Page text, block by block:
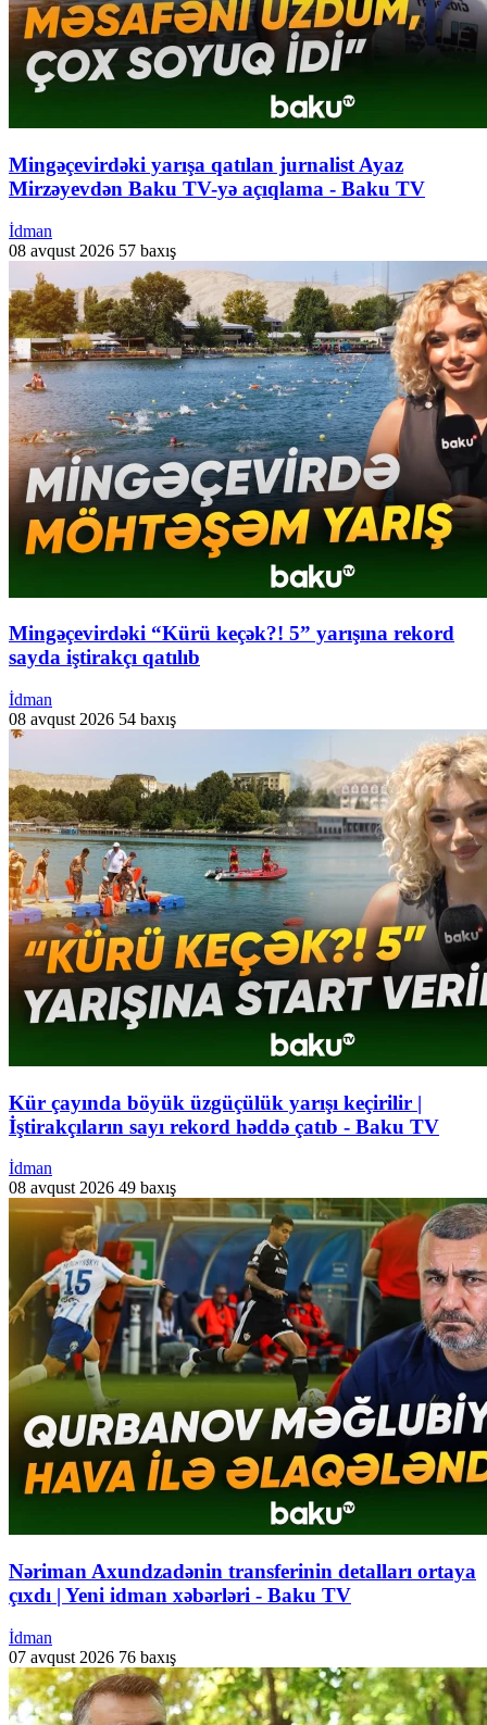
Mingəçevirdəki yarışa qatılan jurnalist Ayaz
Mirzəyevdən Baku TV-yə açıqlama - Baku TV
İdman
08 avqust 2026 57 baxış
Mingəçevirdəki “Kürü keçək?! 5” yarışına rekord
sayda iştirakçı qatılıb
İdman
08 avqust 2026 54 baxış
Kür çayında böyük üzgüçülük yarışı keçirilir |
İştirakçıların sayı rekord həddə çatıb - Baku TV
İdman
08 avqust 2026 49 baxış
Nəriman Axundzadənin transferinin detalları ortaya
çıxdı | Yeni idman xəbərləri - Baku TV
İdman
07 avqust 2026 76 baxış